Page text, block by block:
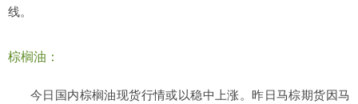
线。
棕榈油：
今日国内棕榈油现货行情或以稳中上涨。昨日马棕期货因马